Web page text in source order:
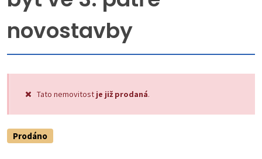
novostavby
Tato nemovitost je již prodaná.
Prodáno